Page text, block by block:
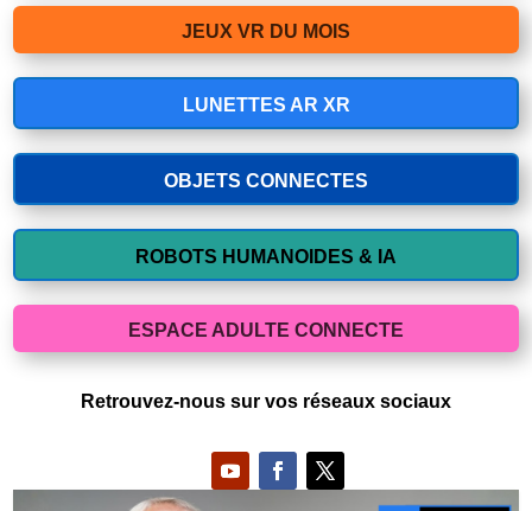
JEUX VR DU MOIS
LUNETTES AR XR
OBJETS CONNECTES
ROBOTS HUMANOIDES & IA
ESPACE ADULTE CONNECTE
Retrouvez-nous sur vos réseaux sociaux